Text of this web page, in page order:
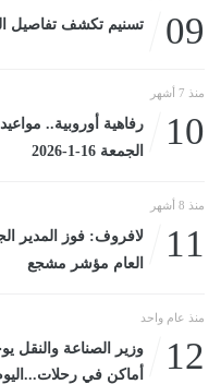
09 تسنيم تكشف تفاصيل
منذ 7 أشهر
10
رفاهية أوروبية..
الجمعة 16-1-2026
منذ 8 أشهر
11
لافروف: فوز المدير
العام مؤشر مشجع
منذ عام واحد
12
وزير الصناعة والنقل